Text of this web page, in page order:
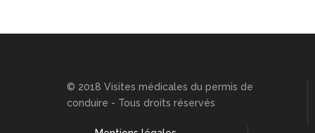
© 2018 Visites médicales du permis de
conduire - Tous droits réservés